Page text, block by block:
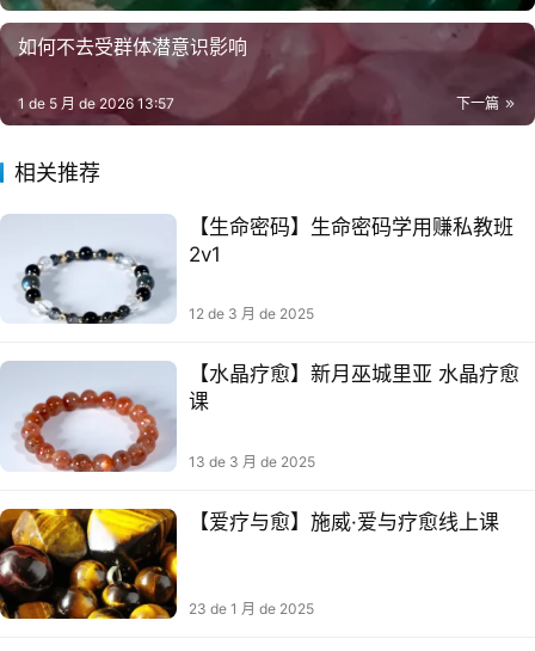
如何不去受群体潜意识影响
下一篇
1 de 5 月 de 2026 13:57
相关推荐
【生命密码】生命密码学用赚私教班
2v1
12 de 3 月 de 2025
【水晶疗愈】新‮巫月‬城里亚 水晶疗愈
课
13 de 3 月 de 2025
【爱疗与‬愈】施威·爱与疗愈线上课
23 de 1 月 de 2025